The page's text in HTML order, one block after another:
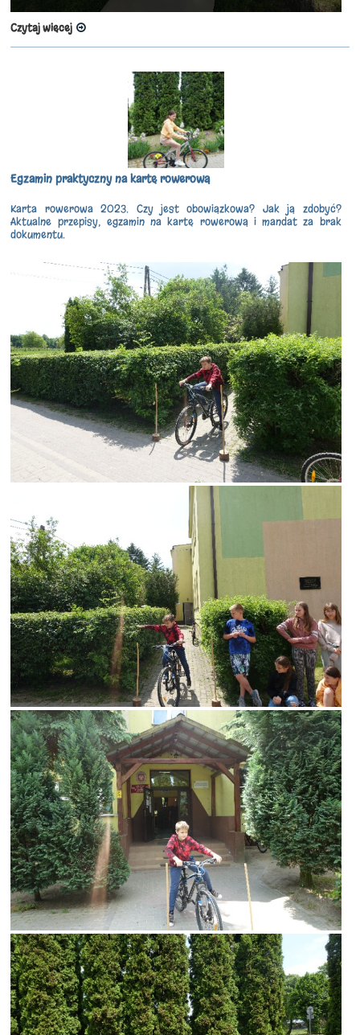
Czytaj więcej
Egzamin praktyczny na kartę rowerową
Karta rowerowa 2023. Czy jest obowiązkowa? Jak ją zdobyć?
Aktualne przepisy, egzamin na kartę rowerową i mandat za brak
dokumentu.​​​​​​​​​​​​​